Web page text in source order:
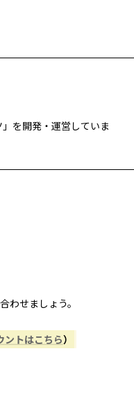
を開発・運営していま
わせましょう。
トはこちら）